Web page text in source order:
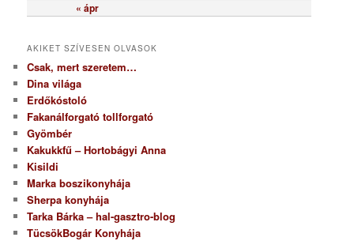
« ápr
AKIKET SZÍVESEN OLVASOK
Csak, mert szeretem…
Dina világa
Erdőkóstoló
Fakanálforgató tollforgató
Gyömbér
Kakukkfű – Hortobágyi Anna
Kisildi
Marka boszikonyhája
Sherpa konyhája
Tarka Bárka – hal-gasztro-blog
TücsökBogár Konyhája